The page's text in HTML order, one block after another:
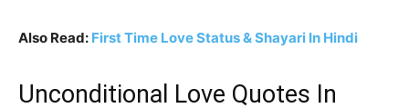
Also Read: First Time Love Status & Shayari In Hindi
Unconditional Love Quotes In